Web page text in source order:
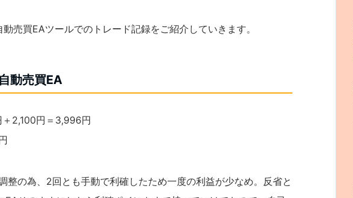
売買EAツールでのトレード記録をご紹介していきます。
動売買EA
2,100円＝3,996円
整の為、2回とも手動で利確したため一度の利益が少なめ。反省と